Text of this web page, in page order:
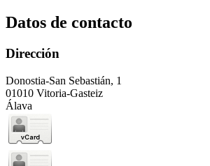
Datos de contacto
Dirección
Donostia-San Sebastián, 1
01010 Vitoria-Gasteiz
Álava